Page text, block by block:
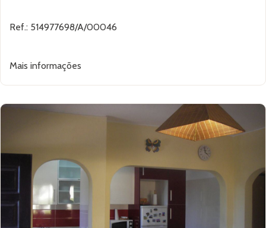
Ref.: 514977698/A/00046
Mais informações